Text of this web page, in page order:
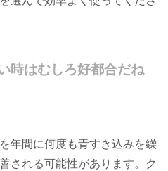
時はむしろ好都合だね
年間に何度も青すき込みを繰
される可能性があります。ク